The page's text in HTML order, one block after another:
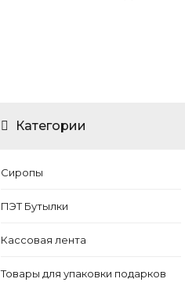
Категории
Сиропы
ПЭТ Бутылки
Кассовая лента
Товары для упаковки подарков